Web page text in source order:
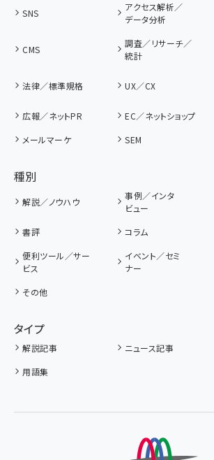
SNS
アクセス解析／
データ分析
CMS
調査／リサーチ／
統計
法律／標準規格 UX／CX
広報／ネットPR
EC／ネットショップ
メールマーケ
SEM
種別
解説／ノウハウ
事例／インタ
ビュー
書評 コラム
便利ツール／サー
ビス
イベント／セミ
ナー
その他
タイプ
解説記事 ニュース記事
用語集